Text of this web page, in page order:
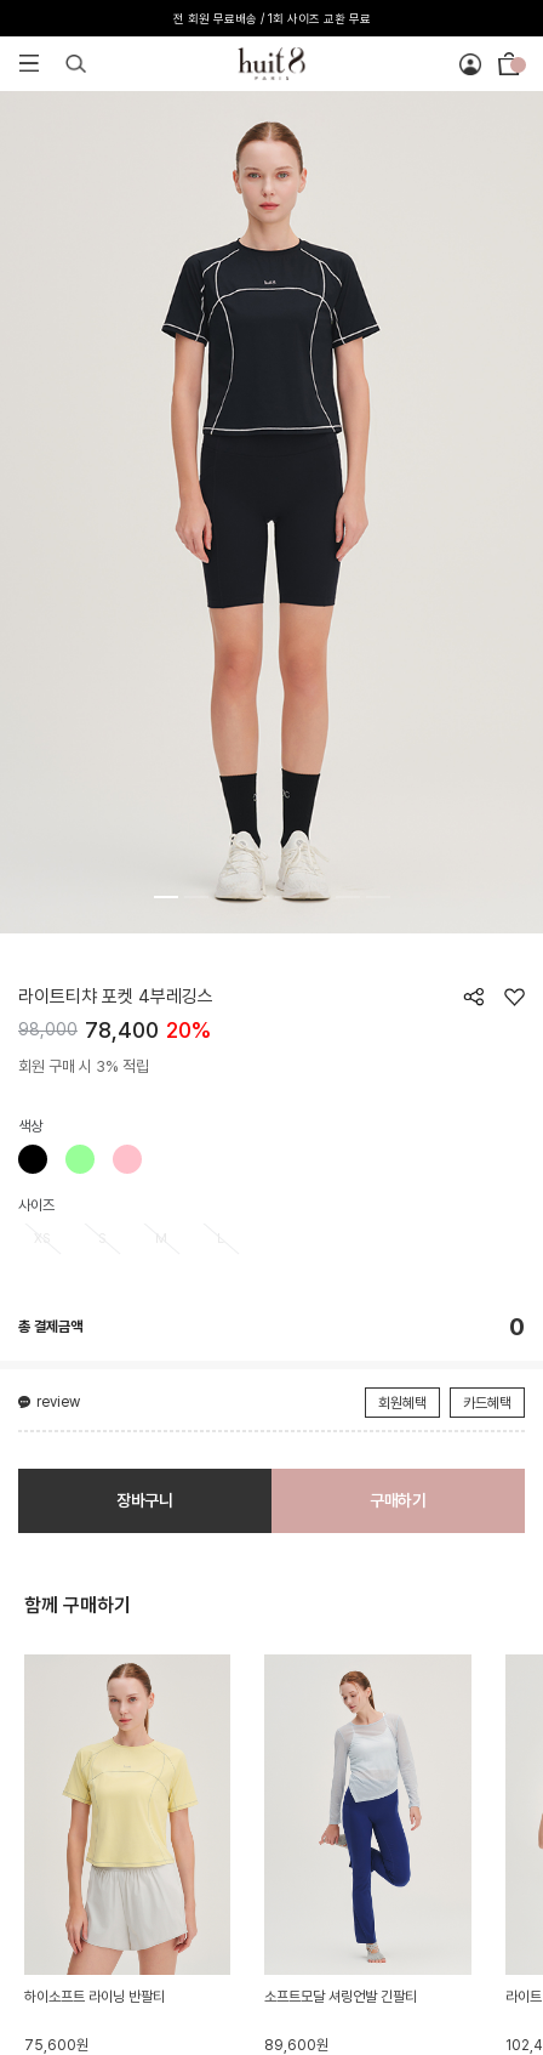
전 회원 무료배송 / 1회 사이즈 교환 무료
라이트티챠 포켓 4부레깅스
98,000 78,400 20%
회원 구매 시 3% 적립
색상
사이즈
총 결제금액 0
review 회원혜택 카드혜택
장바구니 구매하기
함께 구매하기
하이소프트 라이닝 반팔티
75,600원
소프트모달 셔링언발 긴팔티
89,600원
라이